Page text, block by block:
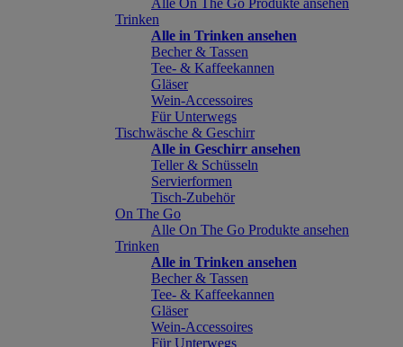
Alle On The Go Produkte ansehen
Trinken
Alle in Trinken ansehen
Becher & Tassen
Tee- & Kaffeekannen
Gläser
Wein-Accessoires
Für Unterwegs
Tischwäsche & Geschirr
Alle in Geschirr ansehen
Teller & Schüsseln
Servierformen
Tisch-Zubehör
On The Go
Alle On The Go Produkte ansehen
Trinken
Alle in Trinken ansehen
Becher & Tassen
Tee- & Kaffeekannen
Gläser
Wein-Accessoires
Für Unterwegs